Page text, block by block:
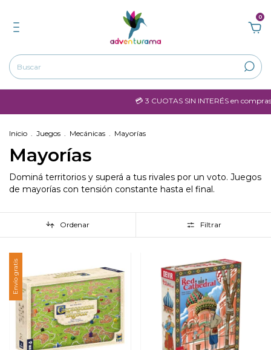
0
💳 3 CUOTAS SIN INTERÉS en compras
Inicio . Juegos . Mecánicas . Mayorías
Mayorías
Dominá territorios y superá a tus rivales por un voto. Juegos
de mayorías con tensión constante hasta el final.
Ordenar Filtrar
Envío gratis